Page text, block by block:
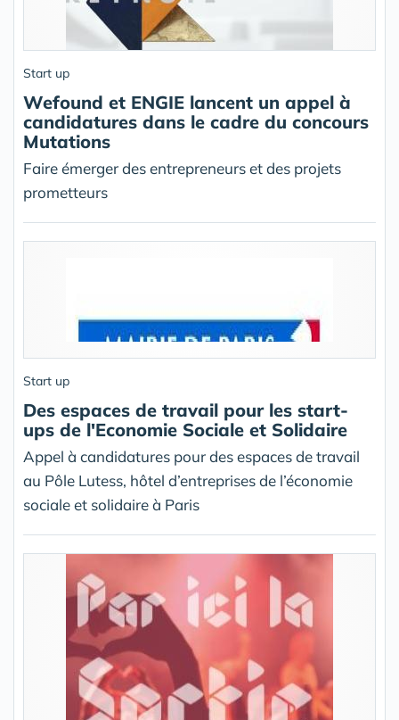
Start up
Wefound et ENGIE lancent un appel à
candidatures dans le cadre du concours
Mutations
Faire émerger des entrepreneurs et des projets
prometteurs
Start up
Des espaces de travail pour les start-
ups de l'Economie Sociale et Solidaire
Appel à candidatures pour des espaces de travail
au Pôle Lutess, hôtel d’entreprises de l’économie
sociale et solidaire à Paris